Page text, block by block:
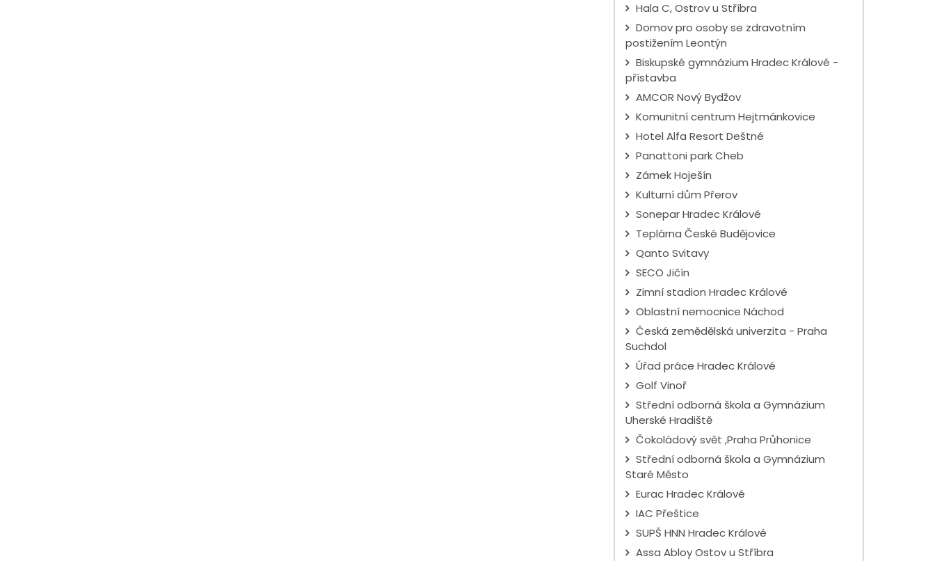
Hala C, Ostrov u Stříbra
Domov pro osoby se zdravotním
postižením Leontýn
Biskupské gymnázium Hradec Králové -
přístavba
AMCOR Nový Bydžov
Komunitní centrum Hejtmánkovice
Hotel Alfa Resort Deštné
Panattoni park Cheb
Zámek Hoješín
Kulturní dům Přerov
Sonepar Hradec Králové
Teplárna České Budějovice
Qanto Svitavy
SECO Jičín
Zimní stadion Hradec Králové
Oblastní nemocnice Náchod
Česká zemědělská univerzita - Praha
Suchdol
Úřad práce Hradec Králové
Golf Vinoř
Střední odborná škola a Gymnázium
Uherské Hradiště
Čokoládový svět ,Praha Průhonice
Střední odborná škola a Gymnázium
Staré Město
Eurac Hradec Králové
IAC Přeštice
SUPŠ HNN Hradec Králové
Assa Abloy Ostov u Stříbra